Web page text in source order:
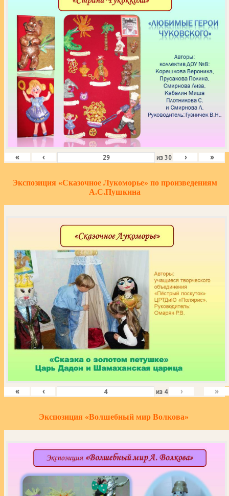
« ‹ из 30 › »
Экспозиция «Сказочное Лукоморье» по произведениям
А.С.Пушкина
« ‹ из 4 › »
Экспозиция «Волшебный мир Волкова»